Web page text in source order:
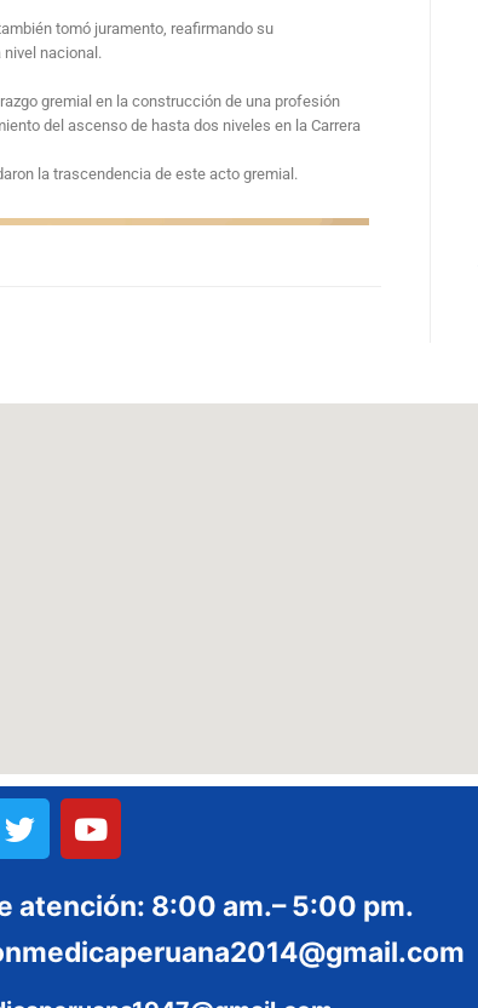
tomó juramento, reafirmando su
nacional.
gremial en la construcción de una profesión
del ascenso de hasta dos niveles en la Carrera
la trascendencia de este acto gremial.
atención: 8:00 am.– 5:00 pm.